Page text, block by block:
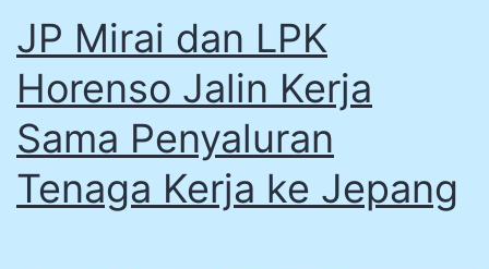
JP Mirai dan LPK
Horenso Jalin Kerja
Sama Penyaluran
Tenaga Kerja ke Jepang